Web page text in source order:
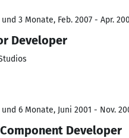
und 3 Monate, Feb. 2007 - Apr.
Developer
und 6 Monate, Juni 2001 - Nov.
Developer